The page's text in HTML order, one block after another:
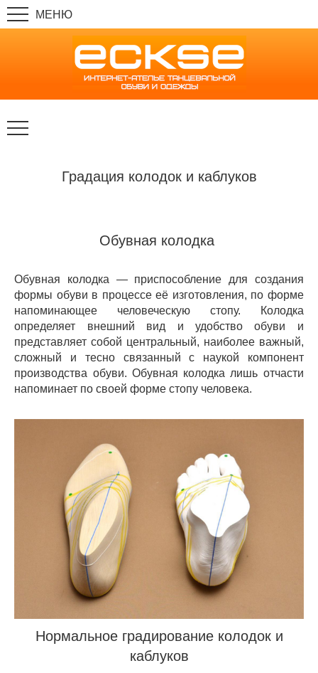
Градация колодок и каблуков
Обувная колодка
Обувная колодка — приспособление для создания
формы обуви в процессе её изготовления, по форме
напоминающее человеческую стопу. Колодка
определяет внешний вид и удобство обуви и
представляет собой центральный, наиболее важный,
сложный и тесно связанный с наукой компонент
производства обуви. Обувная колодка лишь отчасти
напоминает по своей форме стопу человека.
Нормальное градирование колодок и
каблуков